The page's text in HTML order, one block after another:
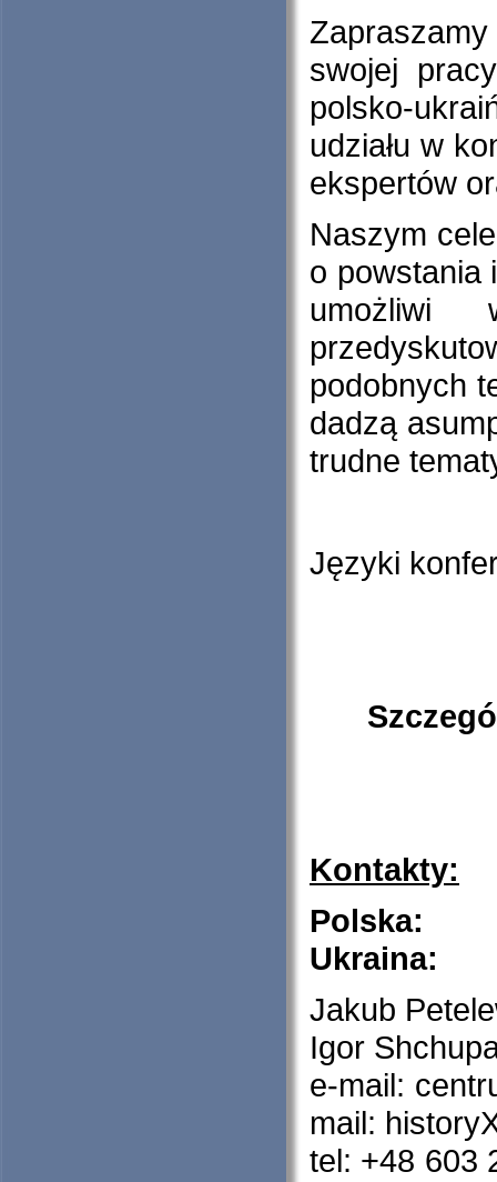
swojej
polsko-
udziału w
ekspertów
Naszym
o powstania
umożliwi
podobnych
dadzą
trudne
Języki
Kontakty:
Polska:
Ukraina:
Igor
e-mail:
mail:
tel: